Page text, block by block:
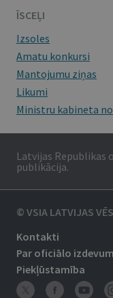
ĪSCEĻI
Izsoles
Amatu konkursi
Mantojumu ziņas
Likumi
Ministru kabineta
Latvijas Republikas
publikācija.
© VSIA LATVIJAS
Kontakti
Par oficiālo
Piekļūstamība